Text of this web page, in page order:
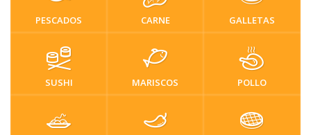
PESCADOS CARNE GALLETAS
SUSHI MARISCOS POLLO